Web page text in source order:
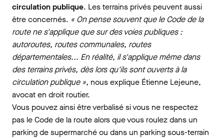
circulation publique. Les terrains privés peuvent aussi
être concernés. « On pense souvent que le Code de la
route ne s'applique que sur des voies publiques :
autoroutes, routes communales, routes
départementales... En réalité, il s'applique même dans
des terrains privés, dès lors qu'ils sont ouverts à la
circulation publique », nous explique Étienne Lejeune,
avocat en droit routier.
Vous pouvez ainsi être verbalisé si vous ne respectez
pas le Code de la route alors que vous roulez dans un
parking de supermarché ou dans un parking sous-terrain